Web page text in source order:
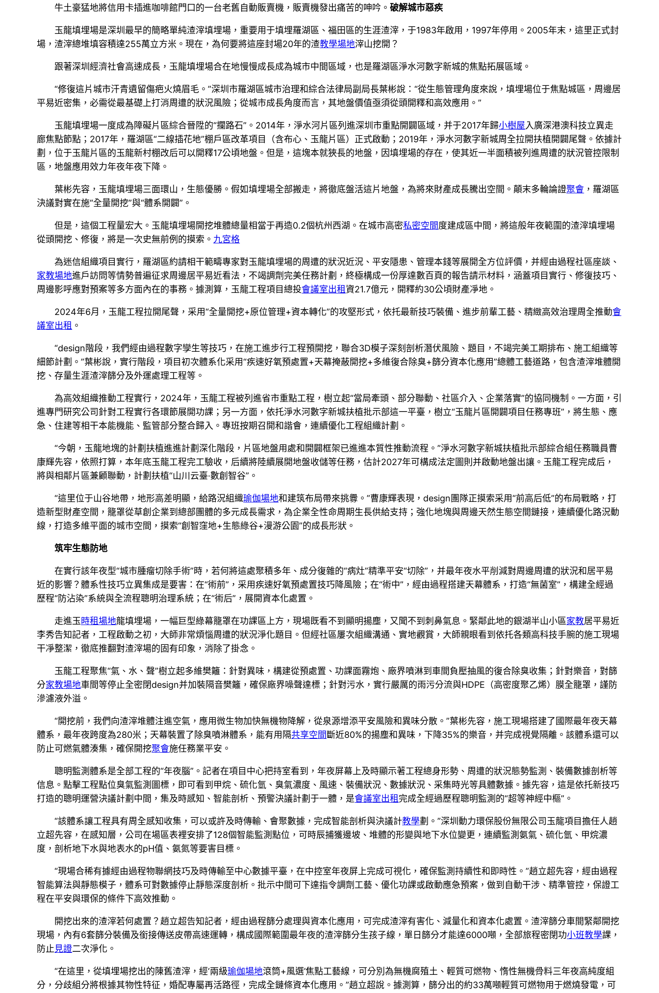
牛土豪猛地將信用卡插進咖啡館門口的一台老舊自動販賣機，販賣機發出痛苦的呻吟。破解城市惡疾
玉龍填埋場是深圳最早的簡略單純渣滓填埋場，重要用于填埋羅湖區、福田區的生涯渣滓，于1983年啟用，1997年停用。2005年末，這里正式封
場，渣滓總堆填容積達255萬立方米。現在，為何要將這座封場20年的渣教學場地滓山挖開？
跟著深圳經濟社會高速成長，玉龍填埋場合在地慢慢成長成為城市中間區域，也是羅湖區淨水河數字新城的焦點拓展區域。
“修復這片城市汗青遺留傷疤火燒眉毛。”深圳市羅湖區城市治理和綜合法律局副局長葉彬說：“從生態管理角度來說，填埋場位于焦點城區，周邊居
平易近密集，必需從最基礎上打消周遭的狀況風險；從城市成長角度而言，其地盤價值亟須從頭開釋和高效應用。”
玉龍填埋場一度成為障礙片區綜合晉陞的“攔路石”。2014年，淨水河片區列進深圳市重點開闢區域，并于2017年歸小樹屋入廣深港澳科技立異走
廊焦點節點；2017年，羅湖區“二線插花地”棚戶區改革項目（含布心、玉龍片區）正式啟動；2019年，淨水河數字新城周全拉開扶植開闢尾聲。依據計
劃，位于玉龍片區的玉龍新村棚改后可以開釋17公頃地盤。但是，這塊本就狹長的地盤，因填埋場的存在，使其近一半面積被列進周遭的狀況管控限制
區，地盤應用效力年夜年夜下降。
葉彬先容，玉龍填埋場三面環山，生態優勝。假如填埋場全部搬走，將徹底盤活這片地盤，為將來財產成長騰出空間。顛末多輪論證聚會 ，羅湖區
決議對實在施“全量開挖”與“體系開闢”。
但是，這個工程量宏大。玉龍填埋場開挖堆體總量相當于再造0.2個杭州西湖。在城市高密私密空間度建成區中間，將這般年夜範圍的渣滓填埋場
從頭開挖、修復，將是一次史無前例的摸索。 九宮格
為迷信組織項目實行，羅湖區約請相干範疇專家對玉龍填埋場的周遭的狀況近況、平安隱患、管理本錢等展開全方位評價，并經由過程社區座談、
家教場地進戶訪問等情勢普遍征求周邊居平易近看法，不竭調劑完美任務計劃，終極構成一份厚達數百頁的報告請示材料，涵蓋項目實行、修復技巧、
周邊影呼應對預案等多方面內在的事務。據測算，玉龍工程項目總投會議室出租資21.7億元，開釋約30公頃財產凈地。
2024年6月，玉龍工程拉開尾聲，采用“全量開挖+原位管理+資本轉化”的攻堅形式，依托最新技巧裝備、進步前輩工藝、精緻高效治理周全推動會
議室出租 。
“design階段，我們經由過程數字孿生等技巧，在施工進步行工程預開挖，聯合3D模子深刻剖析潛伏風險、題目，不竭完美工期排布、施工組織等
細節計劃。”葉彬說，實行階段，項目初次體系化采用“疾速好氧預處置+天幕掩蔽開挖+多維復合除臭+篩分資本化應用”總體工藝道路，包含渣滓堆體開
挖、存量生涯渣滓篩分及外運處理工程等。
為高效組織推動工程實行，2024年，玉龍工程被列進省市重點工程，樹立起“當局牽頭、部分聯動、社區介入、企業落實”的協同機制。一方面，引
進專門研究公司針對工程實行各環節展開功課；另一方面，依托淨水河數字新城扶植批示部這一平臺，樹立“玉龍片區開闢項目任務專班”，將生態、應
急、住建等相干本能機能、監管部分整合歸入。專班按期召開和諧會，連續優化工程組織計劃。
“今朝，玉龍地塊的計劃扶植進進計劃深化階段，片區地盤用處和開闢框架已進進本質性推動流程。”淨水河數字新城扶植批示部綜合組任務職員曹
康輝先容，依照打算，本年底玉龍工程完工驗收，后續將陸續展開地盤收儲等任務，估計2027年可構成法定圖則并啟動地盤出讓。玉龍工程完成后，
將與相鄰片區兼顧聯動，計劃扶植“山川云臺·數創智谷”。
“這里位于山谷地帶，地形高差明顯，給路況組織瑜伽場地和建筑布局帶來挑釁。”曹康輝表現，design團隊正摸索采用“前高后低”的布局戰略，打
造新型財產空間，籠罩從草創企業到總部團體的多元成長需求，為企業全性命周期生長供給支持；強化地塊與周邊天然生態空間鏈接，連續優化路況動
線，打造多維平面的城市空間，摸索“創智窪地+生態綠谷+漫游公園”的成長形狀。
筑牢生態防地
在實行該年夜型“城市腫瘤切除手術”時，若何將這處聚積多年、成分復雜的“病灶”精準平安“切除”，并最年夜水平削減對周邊周遭的狀況和居平易
近的影響？體系性技巧立異集成是要害：在“術前”，采用疾速好氧預處置技巧降風險；在“術中”，經由過程搭建天幕體系，打造“無菌室”，構建全經過
歷程“防沾染”系統與全流程聰明治理系統；在“術后”，展開資本化處置。
走進玉時租場地龍填埋場，一幅巨型綠幕籠罩在功課區上方，現場既看不到顯明揚塵，又聞不到刺鼻氣息。緊鄰此地的銀湖半山小區家教居平易近
李秀告知記者，工程啟動之初，大師非常煩惱周遭的狀況淨化題目。但經社區屢次組織溝通、實地觀賞，大師親眼看到依托各類高科技手腕的施工現場
干凈整潔，徹底推翻對渣滓場的固有印象，消除了掛念。
玉龍工程聚焦“氣、水、聲”樹立起多維樊籬：針對異味，構建從預處置、功課面霧炮、廠界噴淋到車間負壓抽風的復合除臭收集；針對樂音，對篩
分家教場地車間等停止全密閉design并加裝隔音樊籬，確保廠界噪聲達標；針對污水，實行嚴厲的雨污分流與HDPE（高密度聚乙烯）膜全籠罩，謹防
滲濾液外溢。
“開挖前，我們向渣滓堆體注進空氣，應用微生物加快無機物降解，從泉源增添平安風險和異味分散。”葉彬先容，施工現場搭建了國際最年夜天幕
體系，最年夜跨度為280米；天幕裝置了除臭噴淋體系，能有用隔共享空間斷近80%的揚塵和異味，下降35%的樂音，并完成視覺隔離。該體系還可以
防止可燃氣體湊集，確保開挖聚會施任務業平安。
聰明監測體系是全部工程的“年夜腦”。記者在項目中心把持室看到，年夜屏幕上及時顯示著工程總身形勢、周遭的狀況態勢監測、裝備數據剖析等
信息。點擊工程點位臭氣監測圖標，即可看到甲烷、硫化氫、臭氣濃度、風速、裝備狀況、數據狀況、采集時光等具體數據。據先容，這是依托新技巧
打造的聰明運營決議計劃中間，集及時感知、智能剖析、預警決議計劃于一體，是會議室出租完成全經過歷程聰明監測的“超等神經中樞”。
“該體系讓工程具有周全感知收集，可以或許及時傳輸、會聚數據，完成智能剖析與決議計教學劃。”深圳動力環保股份無限公司玉龍項目擔任人趙
立超先容，在感知層，公司在場區表裡安排了128個智能監測點位，可時辰捕獲邊坡、堆體的形變與地下水位變更，連續監測氨氣、硫化氫、甲烷濃
度，剖析地下水與地表水的pH值、氨氮等要害目標。
“現場合稀有據經由過程物聯網技巧及時傳輸至中心數據平臺，在中控室年夜屏上完成可視化，確保監測持續性和即時性。”趙立超先容，經由過程
智能算法與靜態模子，體系可對數據停止靜態深度剖析。批示中間可下達指令調劑工藝、優化功課或啟動應急預案，做到自動干涉、精準管控，保證工
程在平安與環保的條件下高效推動。
開挖出來的渣滓若何處置？趙立超告知記者，經由過程篩分處理與資本化應用，可完成渣滓有害化、減量化和資本化處置。渣滓篩分車間緊鄰開挖
現場，內有6套篩分裝備及銜接傳送皮帶高速運轉，構成國際範圍最年夜的渣滓篩分生孩子線，單日篩分才能達6000噸，全部旅程密閉功小班教學課，
防止見證二次淨化。
“在這里，從填埋場挖出的陳舊渣滓，經‘兩級瑜伽場地滾筒+風選’焦點工藝線，可分別為無機腐殖土、輕質可燃物、惰性無機骨料三年夜高純度組
分，分歧組分將根據其物性特征，婚配專屬再活路徑，完成全鏈條資本化應用。”趙立超說。據測算，篩分出的約33萬噸輕質可燃物用于燃燒發電，可